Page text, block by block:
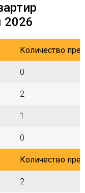
2026
Количество
0
2
1
0
Количество
2